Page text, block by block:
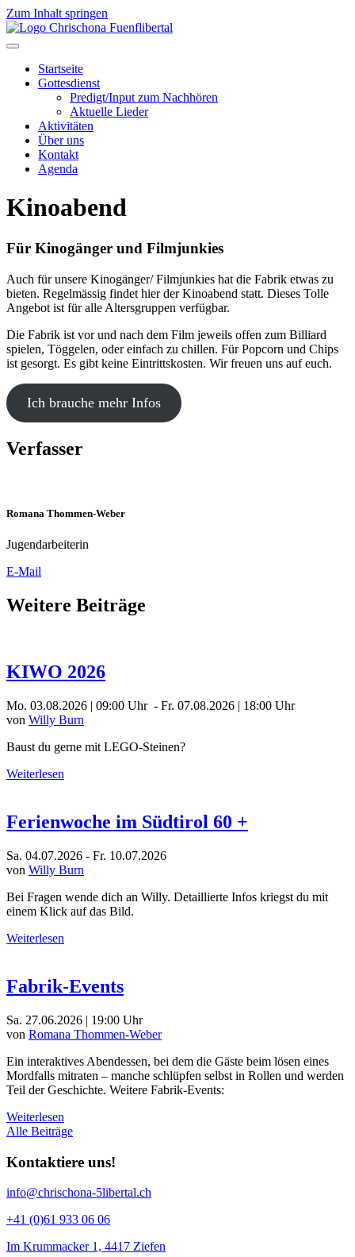
Zum Inhalt springen
Startseite
Gottesdienst
Predigt/Input zum Nachhören
Aktuelle Lieder
Aktivitäten
Über uns
Kontakt
Agenda
Kinoabend
Für Kinogänger und Filmjunkies
Auch für unsere Kinogänger/ Filmjunkies hat die Fabrik etwas zu
bieten. Regelmässig findet hier der Kinoabend statt. Dieses Tolle
Angebot ist für alle Altersgruppen verfügbar.
Die Fabrik ist vor und nach dem Film jeweils offen zum Billiard
spielen, Töggelen, oder einfach zu chillen. Für Popcorn und Chips
ist gesorgt. Es gibt keine Eintrittskosten. Wir freuen uns auf euch.
Ich brauche mehr Infos
Verfasser
Romana Thommen-Weber
Jugendarbeiterin
E-Mail
Weitere Beiträge
KIWO 2026
Mo. 03.08.2026 | 09:00 Uhr - Fr. 07.08.2026 | 18:00 Uhr
von Willy Burn
Baust du gerne mit LEGO-Steinen?
Weiterlesen
Ferienwoche im Südtirol 60 +
Sa. 04.07.2026 - Fr. 10.07.2026
von Willy Burn
Bei Fragen wende dich an Willy. Detaillierte Infos kriegst du mit
einem Klick auf das Bild.
Weiterlesen
Fabrik-Events
Sa. 27.06.2026 | 19:00 Uhr
von Romana Thommen-Weber
Ein interaktives Abendessen, bei dem die Gäste beim lösen eines
Mordfalls mitraten – manche schlüpfen selbst in Rollen und werden
Teil der Geschichte. Weitere Fabrik-Events:
Weiterlesen
Alle Beiträge
Kontaktiere uns!
info@chrischona-5libertal.ch
+41 (0)61 933 06 06
Im Krummacker 1, 4417 Ziefen